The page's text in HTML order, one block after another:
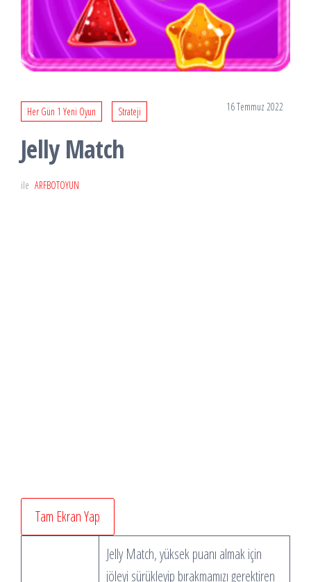
Her Gün 1 Yeni Oyun Strateji 16 Temmuz 2022
Jelly Match
ile ARFBOTOYUN
Tam Ekran Yap
Jelly Match, yüksek puanı almak için
jöleyi sürükleyip bırakmamızı gerektiren